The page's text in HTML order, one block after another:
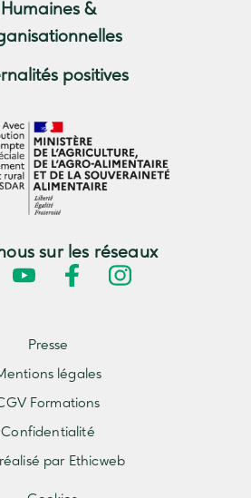
Humaines &
positives
sur les réseaux
Presse
légales
Formations
Confidentialité
par Ethicweb